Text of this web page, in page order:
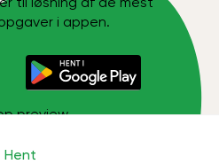
i appen.
Hent